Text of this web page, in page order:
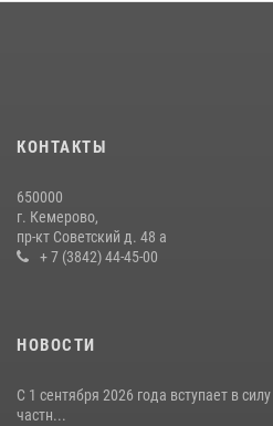
20 июля 2026, 08:52
гипермаркета товары на 13 тысяч
16 июля 2026, 06:43
КОНТАКТЫ
650000
г. Кемерово,
пр-кт Советский д. 48 а
+ 7 (3842) 44-45-00
НОВОСТИ
С 1 сентября 2026 года вступает в
частн...